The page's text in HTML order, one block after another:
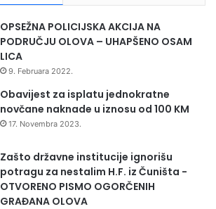
OPSEŽNA POLICIJSKA AKCIJA NA
PODRUČJU OLOVA – UHAPŠENO OSAM
LICA
9. Februara 2022.
Obavijest za isplatu jednokratne
novčane naknade u iznosu od 100 KM
17. Novembra 2023.
Zašto državne institucije ignorišu
potragu za nestalim H.F. iz Čuništa -
OTVORENO PISMO OGORČENIH
GRAĐANA OLOVA